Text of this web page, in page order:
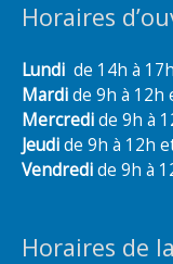
Horaires
Lundi de 14h à
Mardide 9h à 12h
Mercredide 9h à
Jeudide 9h à 12h
Vendredide 9h à
Horaires de